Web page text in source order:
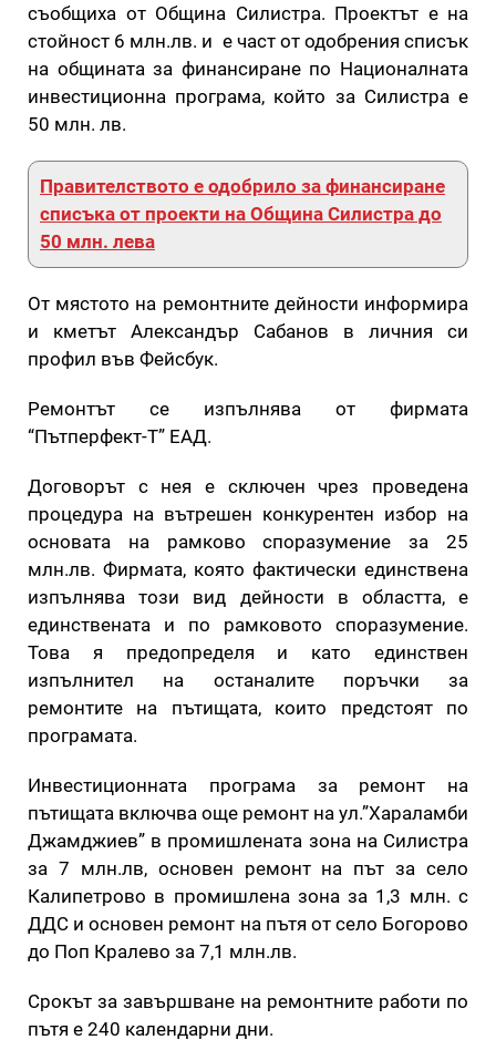
съобщиха от Община Силистра. Проектът е на
стойност 6 млн.лв. и е част от одобрения списък
на общината за финансиране по Националната
инвестиционна програма, който за Силистра е
50 млн. лв.
Правителството е одобрило за финансиране
списъка от проекти на Община Силистра до
50 млн. лева
От мястото на ремонтните дейности информира
и кметът Александър Сабанов в личния си
профил във Фейсбук.
Ремонтът се изпълнява от фирмата
“Пътперфект-Т” ЕАД.
Договорът с нея е сключен чрез проведена
процедура на вътрешен конкурентен избор на
основата на рамково споразумение за 25
млн.лв. Фирмата, която фактически единствена
изпълнява този вид дейности в областта, е
единствената и по рамковото споразумение.
Това я предопределя и като единствен
изпълнител на останалите поръчки за
ремонтите на пътищата, които предстоят по
програмата.
Инвестиционната програма за ремонт на
пътищата включва още ремонт на ул.”Хараламби
Джамджиев” в промишлената зона на Силистра
за 7 млн.лв, основен ремонт на път за село
Калипетрово в промишлена зона за 1,3 млн. с
ДДС и основен ремонт на пътя от село Богорово
до Поп Кралево за 7,1 млн.лв.
Срокът за завършване на ремонтните работи по
пътя е 240 календарни дни.